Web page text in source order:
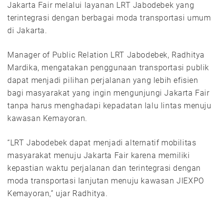
Jakarta Fair melalui layanan LRT Jabodebek yang
terintegrasi dengan berbagai moda transportasi umum
di Jakarta.
Manager of Public Relation LRT Jabodebek, Radhitya
Mardika, mengatakan penggunaan transportasi publik
dapat menjadi pilihan perjalanan yang lebih efisien
bagi masyarakat yang ingin mengunjungi Jakarta Fair
tanpa harus menghadapi kepadatan lalu lintas menuju
kawasan Kemayoran.
“LRT Jabodebek dapat menjadi alternatif mobilitas
masyarakat menuju Jakarta Fair karena memiliki
kepastian waktu perjalanan dan terintegrasi dengan
moda transportasi lanjutan menuju kawasan JIEXPO
Kemayoran,” ujar Radhitya.